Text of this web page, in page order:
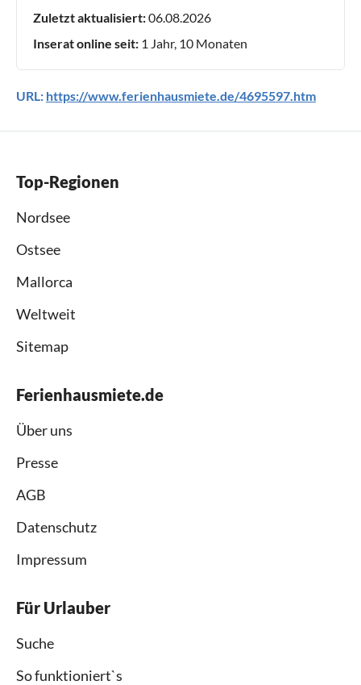
Zuletzt aktualisiert:06.08.2026
Inserat online seit: 1 Jahr, 10 Monaten
URL: https://www.ferienhausmiete.de/4695597.htm
Top-Regionen
Nordsee
Ostsee
Mallorca
Weltweit
Sitemap
Ferienhausmiete.de
Über uns
Presse
AGB
Datenschutz
Impressum
Für Urlauber
Suche
So funktioniert`s